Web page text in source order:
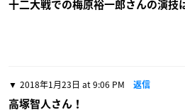
十二大戦での梅原裕一郎さんの演技
2018年1月23日 at 9:06 PM 返信
高塚智人さん！